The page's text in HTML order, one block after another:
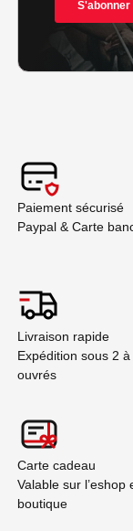
Paiement sécurisé
Paypal & Carte
Livraison rapide
Expédition sous 2
ouvrés
Carte cadeau
Valable sur l’eshop
boutique